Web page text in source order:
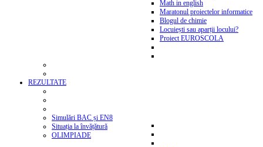
Math in english
Maratonul proiectelor informatice
Blogul de chimie
Locuiești sau aparții locului?
Proiect EUROSCOLA
REZULTATE
Simulări BAC și EN8
Situația la învățătură
OLIMPIADE